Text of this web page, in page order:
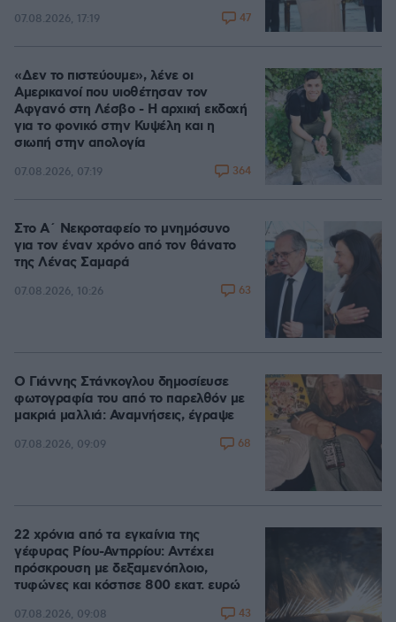
07.08.2026, 17:19 47
«Δεν το πιστεύουμε», λένε οι
Αμερικανοί που υιοθέτησαν τον
Αφγανό στη Λέσβο - Η αρχική εκδοχή
για το φονικό στην Κυψέλη και η
σιωπή στην απολογία
07.08.2026, 07:19 364
Στο Α΄ Νεκροταφείο το μνημόσυνο
για τον έναν χρόνο από τον θάνατο
της Λένας Σαμαρά
07.08.2026, 10:26 63
Ο Γιάννης Στάνκογλου δημοσίευσε
φωτογραφία του από το παρελθόν με
μακριά μαλλιά: Αναμνήσεις, έγραψε
07.08.2026, 09:09 68
22 χρόνια από τα εγκαίνια της
γέφυρας Ρίου-Αντιρρίου: Αντέχει
πρόσκρουση με δεξαμενόπλοιο,
τυφώνες και κόστισε 800 εκατ. ευρώ
07.08.2026, 09:08 43